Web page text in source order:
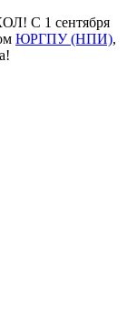
С 1 сентября
ЮРГПУ (НПИ),